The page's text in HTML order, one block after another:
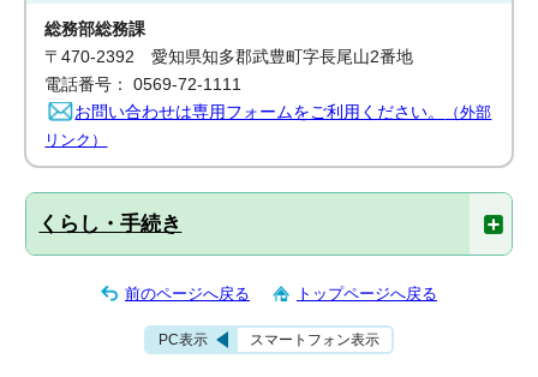
総務部総務課
〒470-2392 愛知県知多郡武豊町字長尾山2番地
電話番号： 0569-72-1111
お問い合わせは専用フォームをご利用ください。
（外部
リンク）
くらし・手続き
前のページへ戻る トップページへ戻る
PC表示 スマートフォン表示